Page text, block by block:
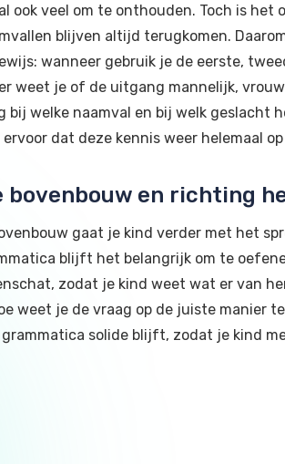
ook veel om te onthouden. Toch is
blijven altijd terugkomen.
wanneer gebruik je de eerste,
weet je of de uitgang mannelijk,
bij welke naamval en bij welk geslacht
dat deze kennis weer helemaal op
bovenbouw en richting
gaat je kind verder met het
blijft het belangrijk om te
zodat je kind weet wat er van
weet je de vraag op de juiste manier
solide blijft, zodat je kind